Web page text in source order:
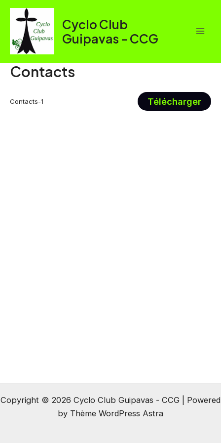
Aller
contenu
Cyclo Club
Guipavas - CCG
Contacts
Contacts-1 Télécharger
Copyright © 2026 Cyclo Club Guipavas - CCG | Powered
by Thème WordPress Astra